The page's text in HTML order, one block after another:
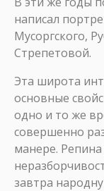
написал
Мусоргского,
Стрепетовой.
Эта широта
основные
одно и то же
совершенно
манере.
завтра